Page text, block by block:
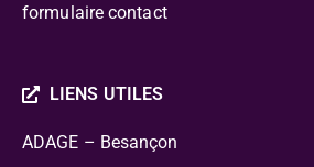
formulaire contact
LIENS UTILES
ADAGE – Besançon